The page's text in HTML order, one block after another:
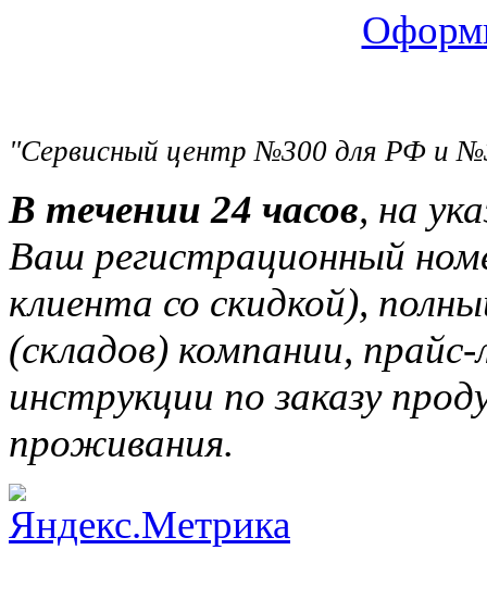
"Сервисный центр №300 для РФ и
В течении 24 часов, на
Ваш регистрационный
клиента со скидкой),
(складов) компании,
инструкции по заказу
проживания.